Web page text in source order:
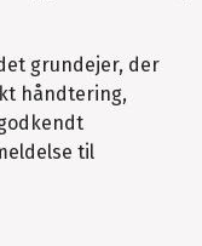
grundejer, der
håndtering,
til